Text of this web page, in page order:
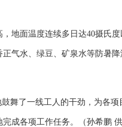
面温度连续多日达40摄氏
气水、绿豆、矿泉水等防暑
了一线工人的干劲，为各
成各项工作任务。（孙希鹏 供